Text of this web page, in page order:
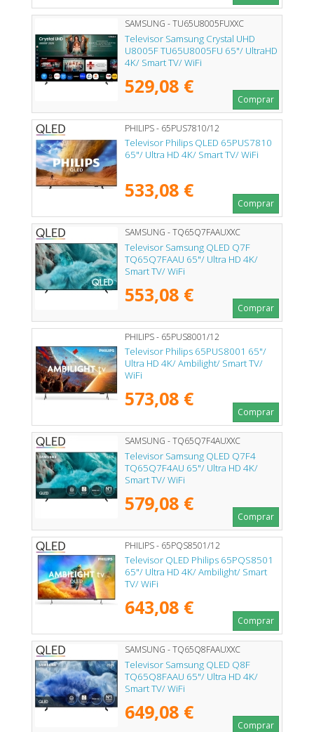
SAMSUNG - TU65U8005FUXXC
Televisor Samsung Crystal UHD
U8005F TU65U8005FU 65"/ UltraHD
4K/ Smart TV/ WiFi
529,08 €
Comprar
PHILIPS - 65PUS7810/12
Televisor Philips QLED 65PUS7810
65"/ Ultra HD 4K/ Smart TV/ WiFi
533,08 €
Comprar
SAMSUNG - TQ65Q7FAAUXXC
Televisor Samsung QLED Q7F
TQ65Q7FAAU 65"/ Ultra HD 4K/
Smart TV/ WiFi
553,08 €
Comprar
PHILIPS - 65PUS8001/12
Televisor Philips 65PUS8001 65"/
Ultra HD 4K/ Ambilight/ Smart TV/
WiFi
573,08 €
Comprar
SAMSUNG - TQ65Q7F4AUXXC
Televisor Samsung QLED Q7F4
TQ65Q7F4AU 65"/ Ultra HD 4K/
Smart TV/ WiFi
579,08 €
Comprar
PHILIPS - 65PQS8501/12
Televisor QLED Philips 65PQS8501
65"/ Ultra HD 4K/ Ambilight/ Smart
TV/ WiFi
643,08 €
Comprar
SAMSUNG - TQ65Q8FAAUXXC
Televisor Samsung QLED Q8F
TQ65Q8FAAU 65"/ Ultra HD 4K/
Smart TV/ WiFi
649,08 €
Comprar